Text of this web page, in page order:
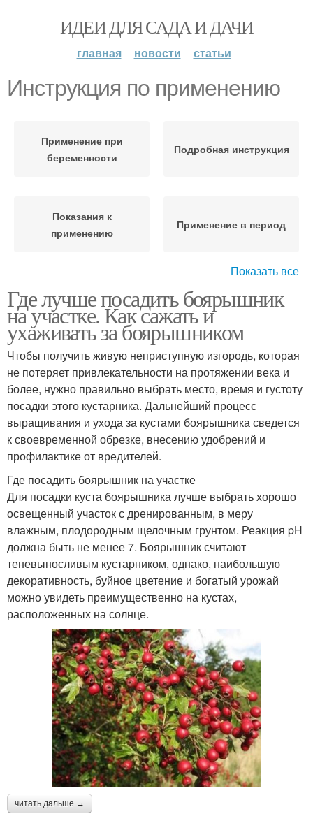
ИДЕИ ДЛЯ САДА И ДАЧИ
главная новости статьи
Инструкция по применению
Применение при
беременности
Подробная инструкция
Показания к
применению
Применение в период
Применение во время Применение в саду
Применение в быту
Показать все
Где лучше посадить боярышник
на участке. Как сажать и
ухаживать за боярышником
Чтобы получить живую неприступную изгородь, которая
не потеряет привлекательности на протяжении века и
более, нужно правильно выбрать место, время и густоту
посадки этого кустарника. Дальнейший процесс
выращивания и ухода за кустами боярышника сведется
к своевременной обрезке, внесению удобрений и
профилактике от вредителей.
Где посадить боярышник на участке
Для посадки куста боярышника лучше выбрать хорошо
освещенный участок с дренированным, в меру
влажным, плодородным щелочным грунтом. Реакция pH
должна быть не менее 7. Боярышник считают
теневыносливым кустарником, однако, наибольшую
декоративность, буйное цветение и богатый урожай
можно увидеть преимущественно на кустах,
расположенных на солнце.
читать дальше →